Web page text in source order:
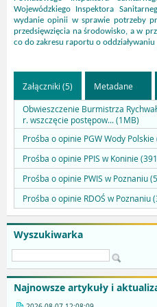
Wyszukiwarka
Najnowsze artykuły i
Wojewódzkiego Inspektora
wydanie opinii w sprawie potrzeby
przedsięwzięcia na środowisko, a w
co do zakresu raportu o
Załączniki (5) Metadane
Obwieszczenie Burmistrza
r. wszczęcie postępow... (1MB)
Prośba o opinie PGW Wody Polskie
Prośba o opinie PPIS w Koninie
Prośba o opinie PWIS w Poznaniu
Prośba o opinie RDOŚ w Poznaniu